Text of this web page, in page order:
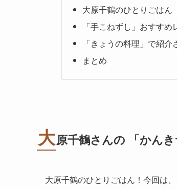
大原千鶴のひとりごはん
「手こねずし」おすすめ
「きょうの料理」で紹介
まとめ
大原千鶴さんの 「かん
大原千鶴のひとりごはん！今回は